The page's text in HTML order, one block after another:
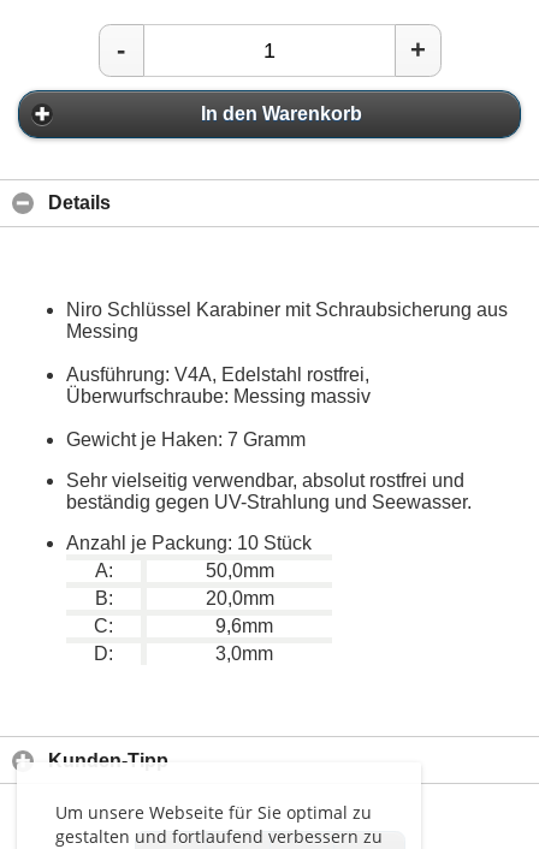
Um unsere Webseite für Sie optimal zu
gestalten und fortlaufend verbessern zu
- +
In den Warenkorb
Details
Niro Schlüssel Karabiner mit Schraubsicherung aus
Messing
Ausführung: V4A, Edelstahl rostfrei,
Überwurfschraube: Messing massiv
Gewicht je Haken: 7 Gramm
Sehr vielseitig verwendbar, absolut rostfrei und
beständig gegen UV-Strahlung und Seewasser.
Anzahl je Packung: 10 Stück
A:
50,0mm
B:
20,0mm
C:
9,6mm
D:
3,0mm
Kunden-Tipp